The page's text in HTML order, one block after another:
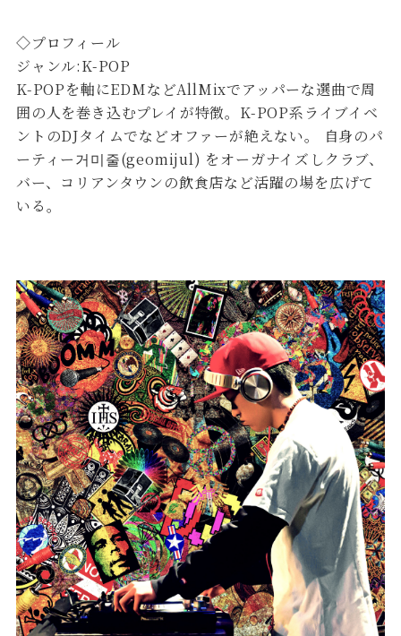
◇プロフィール
ジャンル:K-POP
K-POPを軸にEDMなどAllMixでアッパーな選曲で周
囲の人を巻き込むプレイが特徴。K-POP系ライブイベ
ントのDJタイムでなどオファーが絶えない。 自身のパ
ーティー거미줄(geomijul) をオーガナイズしクラブ、
バー、コリアンタウンの飲食店など活躍の場を広げて
いる。